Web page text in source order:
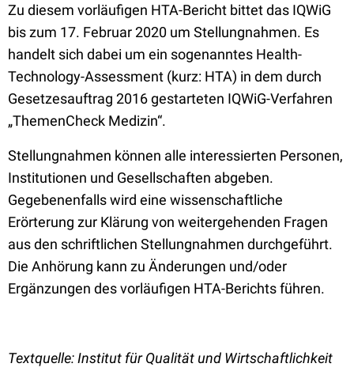
Zu diesem vorläufigen HTA-Bericht bittet das IQWiG
bis zum 17. Februar 2020 um Stellungnahmen. Es
handelt sich dabei um ein sogenanntes Health-
Technology-Assessment (kurz: HTA) in dem durch
Gesetzesauftrag 2016 gestarteten IQWiG-Verfahren
„ThemenCheck Medizin“.
Stellungnahmen können alle interessierten Personen,
Institutionen und Gesellschaften abgeben.
Gegebenenfalls wird eine wissenschaftliche
Erörterung zur Klärung von weitergehenden Fragen
aus den schriftlichen Stellungnahmen durchgeführt.
Die Anhörung kann zu Änderungen und/oder
Ergänzungen des vorläufigen HTA-Berichts führen.
Textquelle: Institut für Qualität und Wirtschaftlichkeit